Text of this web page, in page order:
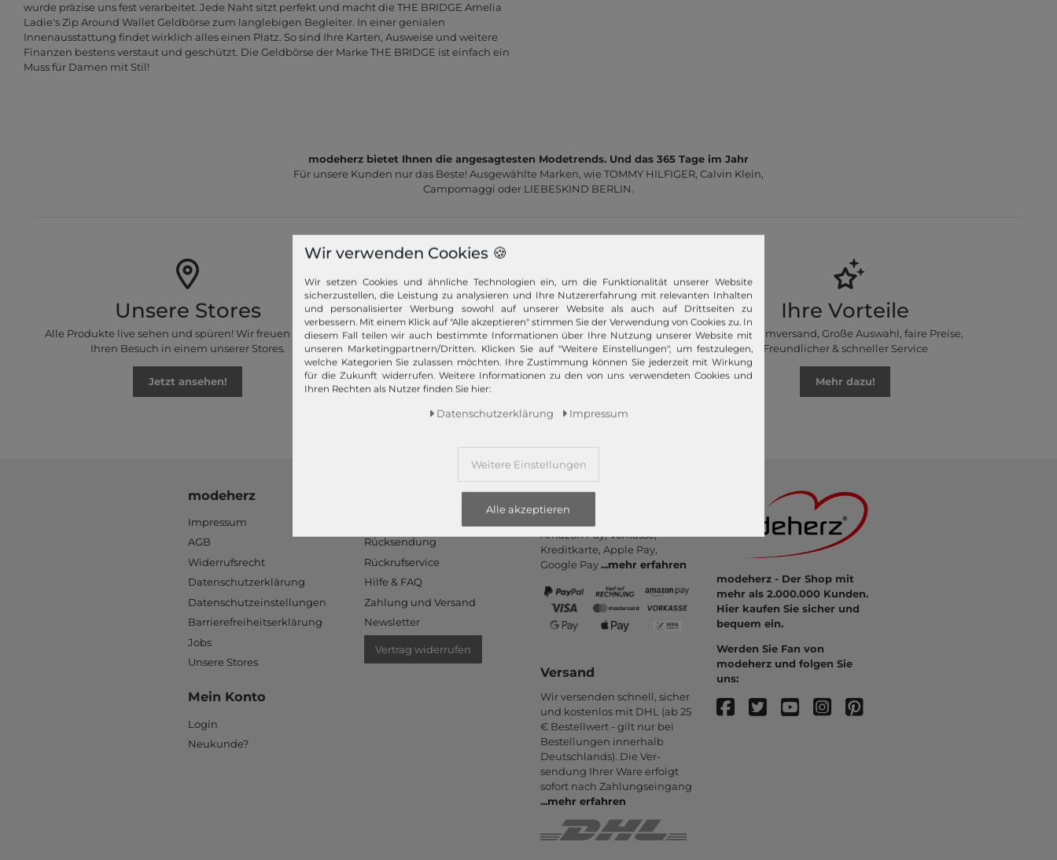
wurde präzise uns fest verarbeitet. Jede Naht sitzt perfekt und macht die THE BRIDGE Amelia
Ladie's Zip Around Wallet Geldbörse zum langlebigen Begleiter. In einer genialen
Innenausstattung findet wirklich alles einen Platz. So sind Ihre Karten, Ausweise und weitere
Finanzen bestens verstaut und geschützt. Die Geldbörse der Marke THE BRIDGE ist einfach ein
Muss für Damen mit Stil!
modeherz bietet Ihnen die angesagtesten Modetrends. Und das 365 Tage im Jahr
Für unsere Kunden nur das Beste! Ausgewählte Marken, wie TOMMY HILFIGER, Calvin Klein,
Campomaggi oder LIEBESKIND BERLIN.
Unsere Stores
Alle Produkte live sehen und spüren! Wir freuen uns auf
Ihren Besuch in einem unserer Stores.
Jetzt ansehen!
Schneller Versand!
Wir versenden Ihre Bestellung schnell per
Premiumversand.
Mehr dazu!
Ihre Vorteile
Premiumversand, Große Auswahl, faire Preise,
Freundlicher & schneller Service
Mehr dazu!
modeherz
Impressum
AGB
Widerrufsrecht
Datenschutzerklärung
Datenschutzeinstellungen
Barrierefreiheitserklärung
Jobs
Unsere Stores
Mein Konto
Login
Neukunde?
Rücksendung
Rückrufservice
Hilfe & FAQ
Zahlung und Versand
Newsletter
Vertrag widerrufen
Zahlungsarten
Amazon Pay, Vor­kasse,
Kredit­karte, Apple Pay,
Google Pay...mehr erfahren
Versand
Wir versenden schnell, sicher
und kostenlos mit DHL (ab 25
€ Bestell­wert - gilt nur bei
Bestel­lungen inner­halb
Deutsch­lands). Die Ver­
sendung Ihrer Ware er­folgt
sofort nach Zahlungs­eingang
...mehr erfahren
modeherz - Der Shop mit
mehr als 2.000.000 Kunden.
Hier kaufen Sie sicher und
bequem ein.
Werden Sie Fan von
modeherz und folgen Sie
uns:
Wir verwenden Cookies 🍪
Wir setzen Cookies und ähnliche Technologien ein, um die Funktionalität unserer Website
sicherzustellen, die Leistung zu analysieren und Ihre Nutzererfahrung mit relevanten Inhalten
und personalisierter Werbung sowohl auf unserer Website als auch auf Drittseiten zu
verbessern. Mit einem Klick auf "Alle akzeptieren" stimmen Sie der Verwendung von Cookies zu. In
diesem Fall teilen wir auch bestimmte Informationen über Ihre Nutzung unserer Website mit
unseren Marketingpartnern/Dritten. Klicken Sie auf "Weitere Einstellungen", um festzulegen,
welche Kategorien Sie zulassen möchten. Ihre Zustimmung können Sie jederzeit mit Wirkung
für die Zukunft widerrufen. Weitere Informationen zu den von uns verwendeten Cookies und
Ihren Rechten als Nutzer finden Sie hier:
Daten­schutz­erklärung Impressum
Weitere Einstellungen
Alle akzeptieren